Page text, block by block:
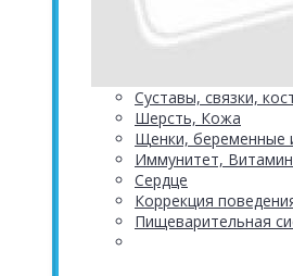
Суставы, связки,
Шерсть, Кожа
Щенки, беременные
Иммунитет,
Сердце
Коррекция
Пищеварительная